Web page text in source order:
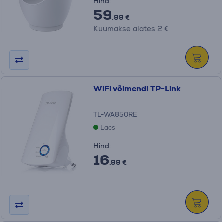
59.99 €
Kuumakse alates 2 €
WiFi võimendi TP-Link
TL-WA850RE
Laos
Hind:
16.99 €